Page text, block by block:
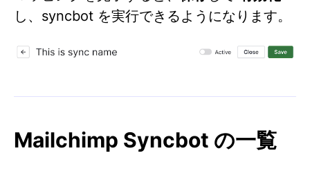
し、syncbot を実行できるようになります。
Mailchimp Syncbot の一覧